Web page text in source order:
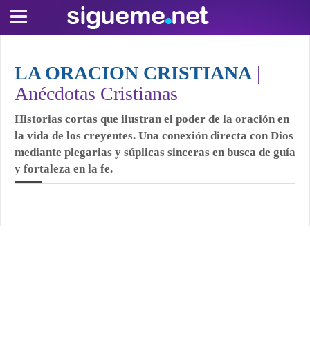
LA ORACION CRISTIANA |
Anécdotas Cristianas
Historias cortas que ilustran el poder de la oración en
la vida de los creyentes. Una conexión directa con Dios
mediante plegarias y súplicas sinceras en busca de guía
y fortaleza en la fe.